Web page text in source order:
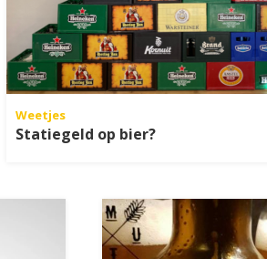
Weetjes
Statiegeld op bier?